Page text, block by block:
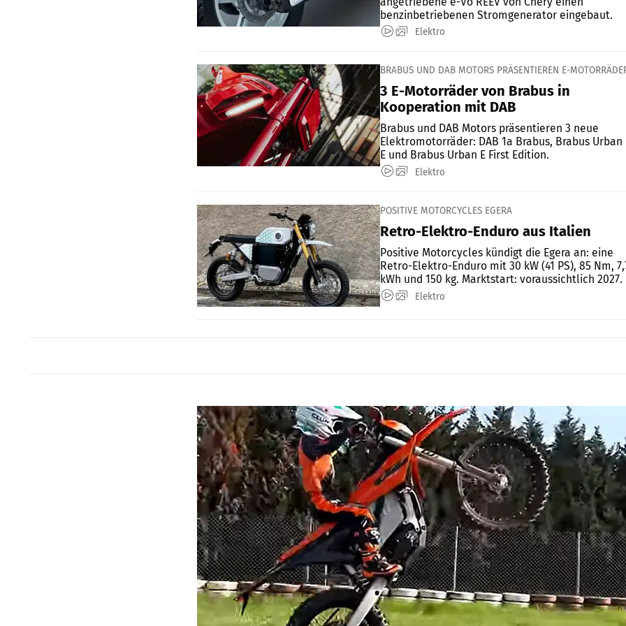
benzinbetriebenen Stromgenerator eingebaut.
Elektro
BRABUS UND DAB MOTORS PRÄSENTIEREN E-
3 E-Motorräder von Brabus in
Kooperation mit DAB
Brabus und DAB Motors präsentieren 3 neue
Elektromotorräder: DAB 1a Brabus, Brabus Urban
E und Brabus Urban E First Edition.
Elektro
POSITIVE MOTORCYCLES EGERA
Retro-Elektro-Enduro aus Italien
Positive Motorcycles kündigt die Egera an: eine
Retro-Elektro-Enduro mit 30 kW (41 PS), 85 Nm,
kWh und 150 kg. Marktstart: voraussichtlich 2027.
Elektro